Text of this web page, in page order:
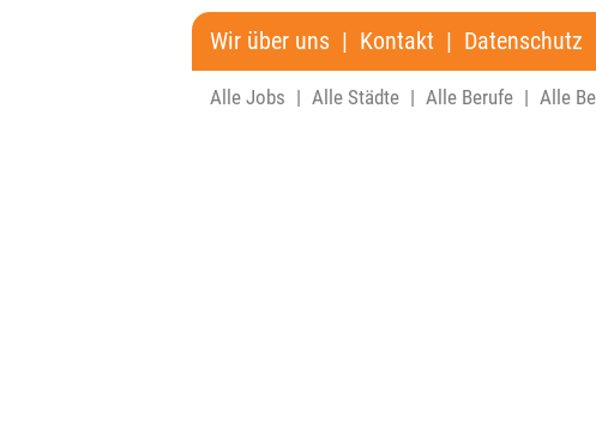
Wir über uns | Kontakt | Datenschutz
Alle Jobs | Alle Städte | Alle Berufe | Alle